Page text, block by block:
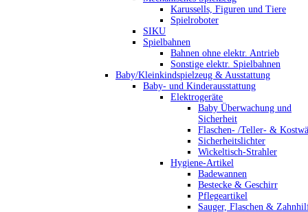
Karussells, Figuren und Tiere
Spielroboter
SIKU
Spielbahnen
Bahnen ohne elektr. Antrieb
Sonstige elektr. Spielbahnen
Baby/Kleinkindspielzeug & Ausstattung
Baby- und Kinderausstattung
Elektrogeräte
Baby Überwachung und
Sicherheit
Flaschen- /Teller- &
Sicherheitslichter
Wickeltisch-Strahler
Hygiene-Artikel
Badewannen
Bestecke & Geschirr
Pflegeartikel
Sauger, Flaschen &